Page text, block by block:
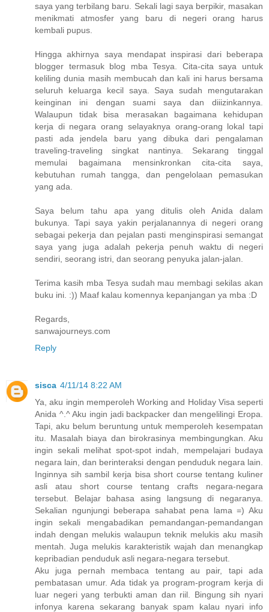
saya yang terbilang baru. Sekali lagi saya berpikir, masakan
menikmati atmosfer yang baru di negeri orang harus
kembali pupus.
Hingga akhirnya saya mendapat inspirasi dari beberapa
blogger termasuk blog mba Tesya. Cita-cita saya untuk
keliling dunia masih membucah dan kali ini harus bersama
seluruh keluarga kecil saya. Saya sudah mengutarakan
keinginan ini dengan suami saya dan diiizinkannya.
Walaupun tidak bisa merasakan bagaimana kehidupan
kerja di negara orang selayaknya orang-orang lokal tapi
pasti ada jendela baru yang dibuka dari pengalaman
traveling-traveling singkat nantinya. Sekarang tinggal
memulai bagaimana mensinkronkan cita-cita saya,
kebutuhan rumah tangga, dan pengelolaan pemasukan
yang ada.
Saya belum tahu apa yang ditulis oleh Anida dalam
bukunya. Tapi saya yakin perjalanannya di negeri orang
sebagai pekerja dan pejalan pasti menginspirasi semangat
saya yang juga adalah pekerja penuh waktu di negeri
sendiri, seorang istri, dan seorang penyuka jalan-jalan.
Terima kasih mba Tesya sudah mau membagi sekilas akan
buku ini. :)) Maaf kalau komennya kepanjangan ya mba :D
Regards,
sanwajourneys.com
Reply
sisca 4/11/14 8:22 AM
Ya, aku ingin memperoleh Working and Holiday Visa seperti
Anida ^.^ Aku ingin jadi backpacker dan mengelilingi Eropa.
Tapi, aku belum beruntung untuk memperoleh kesempatan
itu. Masalah biaya dan birokrasinya membingungkan. Aku
ingin sekali melihat spot-spot indah, mempelajari budaya
negara lain, dan berinteraksi dengan penduduk negara lain.
Inginnya sih sambil kerja bisa short course tentang kuliner
asli atau short course tentang crafts negara-negara
tersebut. Belajar bahasa asing langsung di negaranya.
Sekalian ngunjungi beberapa sahabat pena lama =) Aku
ingin sekali mengabadikan pemandangan-pemandangan
indah dengan melukis walaupun teknik melukis aku masih
mentah. Juga melukis karakteristik wajah dan menangkap
kepribadian penduduk asli negara-negara tersebut.
Aku juga pernah membaca tentang au pair, tapi ada
pembatasan umur. Ada tidak ya program-program kerja di
luar negeri yang terbukti aman dan riil. Bingung sih nyari
infonya karena sekarang banyak spam kalau nyari info